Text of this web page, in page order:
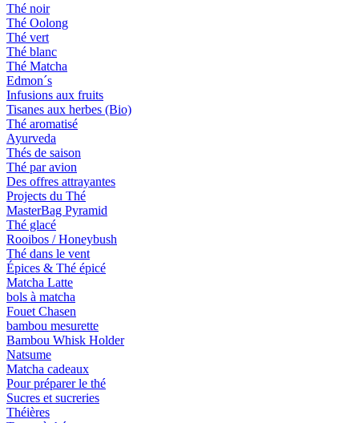
Thé noir
Thé Oolong
Thé vert
Thé blanc
Thé Matcha
Edmon´s
Infusions aux fruits
Tisanes aux herbes (Bio)
Thé aromatisé
Ayurveda
Thés de saison
Thé par avion
Des offres attrayantes
Projects du Thé
MasterBag Pyramid
Thé glacé
Rooibos / Honeybush
Thé dans le vent
Épices & Thé épicé
Matcha Latte
bols à matcha
Fouet Chasen
bambou mesurette
Bambou Whisk Holder
Natsume
Matcha cadeaux
Pour préparer le thé
Sucres et sucreries
Théières